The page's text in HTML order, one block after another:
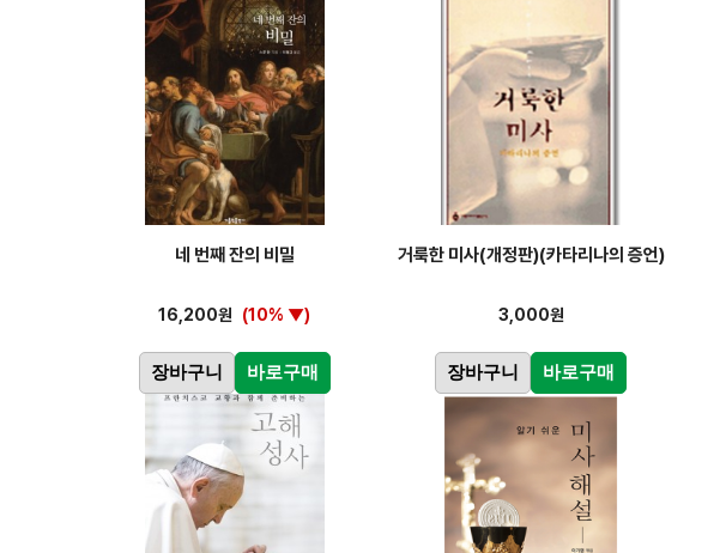
네 번째 잔의 비밀
16,200원 (10% ▼)
장바구니 바로구매
거룩한 미사(개정판)(카타리나의 증언)
3,000원
장바구니 바로구매